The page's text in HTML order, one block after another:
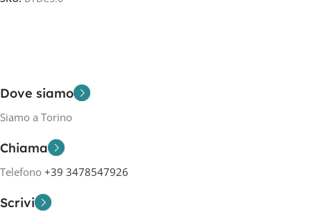
Dove siamo
Siamo a Torino
Chiama
Telefono +39 3478547926
Scrivi